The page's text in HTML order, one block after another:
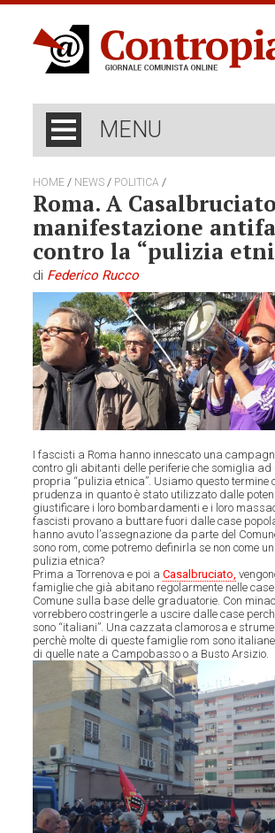
MENU
HOME / NEWS / POLITICA /
Roma. A Casalbruciato
manifestazione
contro la “pulizia
di Federico Rucco
I fascisti a Roma hanno innescato una
contro gli abitanti delle periferie che somiglia ad
propria “pulizia etnica”. Usiamo questo termine
prudenza in quanto è stato utilizzato dalle
giustificare i loro bombardamenti e i loro
fascisti provano a buttare fuori dalle case
hanno avuto l’assegnazione da parte del
sono rom, come potremo definirla se non come
pulizia etnica?
Prima a Torrenova e poi aCasalbruciato,
famiglie che già abitano regolarmente nelle
Comune sulla base delle graduatorie. Con
vorrebbero costringerle a uscire dalle case
sono “italiani”. Una cazzata clamorosa e
perchè molte di queste famiglie rom sono
di quelle nate a Campobasso o a Busto Arsizio.